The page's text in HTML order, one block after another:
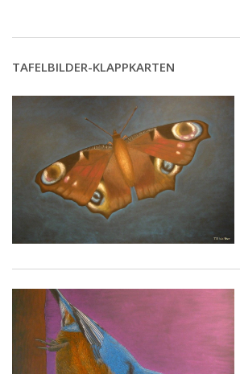
TAFELBILDER-KLAPPKARTEN